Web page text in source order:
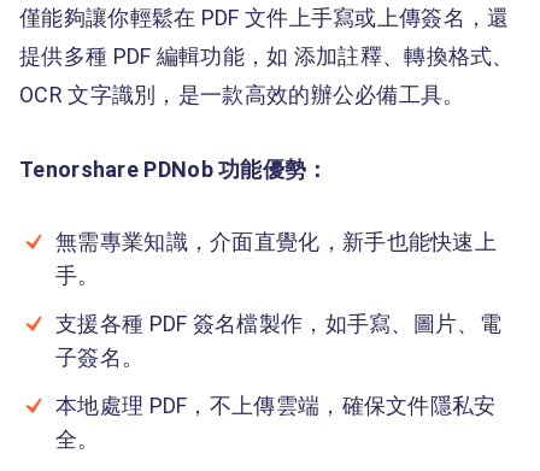
僅能夠讓你輕鬆在 PDF 文件上手寫或上傳簽名，還
提供多種 PDF 編輯功能，如 添加註釋、轉換格式、
OCR 文字識別，是一款高效的辦公必備工具。
Tenorshare PDNob 功能優勢：
無需專業知識，介面直覺化，新手也能快速上
手。
支援各種 PDF 簽名檔製作，如手寫、圖片、電
子簽名。
本地處理 PDF，不上傳雲端，確保文件隱私安
全。